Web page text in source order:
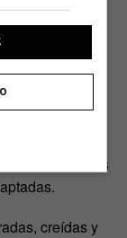
es lo que,
.
se
ser
de las
creídas y